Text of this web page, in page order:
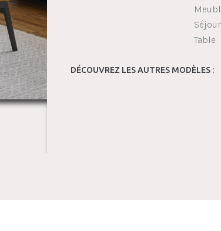
Table
DÉCOUVREZ LES AUTRES MODÈLES :